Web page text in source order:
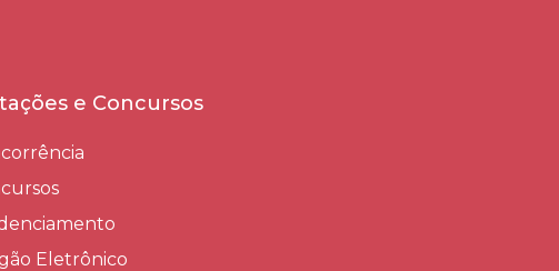
e Concursos
Eletrônico